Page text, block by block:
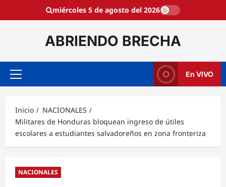
miércoles 5 de agosto del 2026
ABRIENDO BRECHA
Menú
En VIVO
Inicio
NACIONALES
Militares de Honduras bloquean ingreso de útiles
escolares a estudiantes salvadoreños en zona fronteriza
NACIONALES